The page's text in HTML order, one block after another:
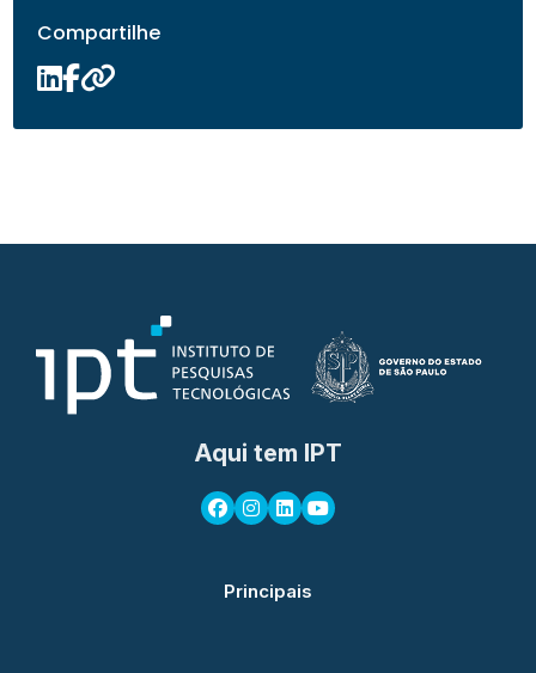
Compartilhe
Aqui tem IPT
Principais